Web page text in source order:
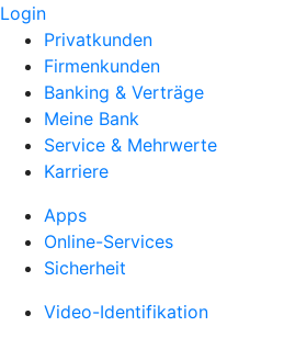
Login
Privatkunden
Firmenkunden
Banking & Verträge
Meine Bank
Service & Mehrwerte
Karriere
Apps
Online-Services
Sicherheit
Video-Identifikation